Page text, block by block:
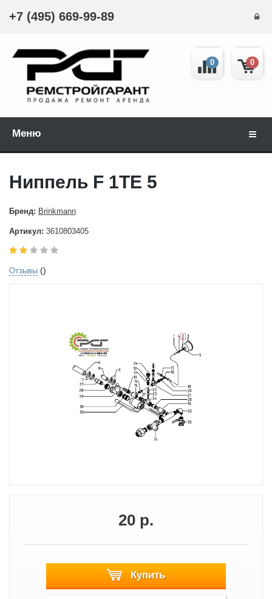
+7 (495) 669-99-89
0
0
Меню
Ниппель F 1TE 5
Бренд: Brinkmann
Артикул: 3610803405
Отзывы ()
20 р.
Купить